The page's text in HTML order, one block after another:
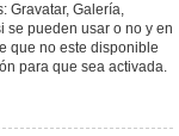
Gravatar, Galería,
se pueden usar o no y en
que no este disponible
para que sea activada.